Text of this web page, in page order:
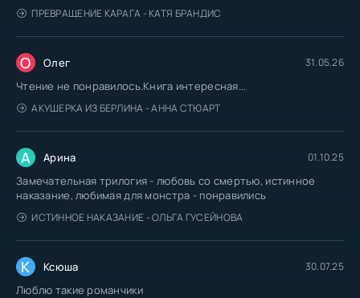
ПРЕВРАЩЕНИЕ КАРАГА - КАТЯ БРАНДИС
О Олег 31.05.26
Чтение не понравилось.Книга интересная...
АКУШЕРКА ИЗ БЕРЛИНА - АННА СТЮАРТ
А Арина 01.10.25
Замечательная трилогия - любовь со смертью, истинное
наказание, любимая для монстра - понравились
ИСТИННОЕ НАКАЗАНИЕ - ОЛЬГА ГУСЕЙНОВА
К Ксюша 30.07.25
Люблю такие романчики
Shifrin_Techet_reka_083
Shifrin_Techet_reka_085
Shifrin_Techet_reka_086
Shifrin_Techet_reka_087
Shifrin_Techet_reka_088
Shifrin_Techet_reka_091